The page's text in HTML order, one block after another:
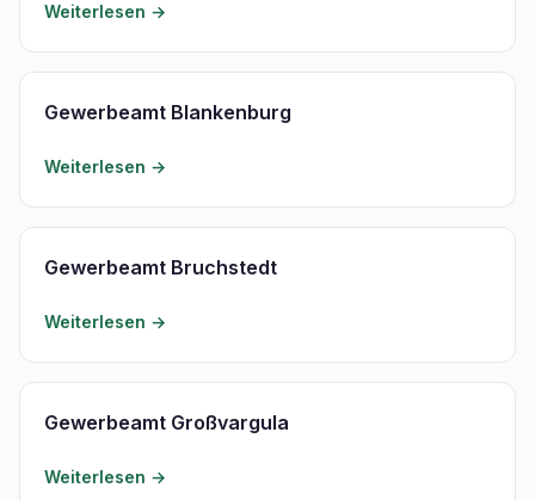
Weiterlesen →
Gewerbeamt Blankenburg
Weiterlesen →
Gewerbeamt Bruchstedt
Weiterlesen →
Gewerbeamt Großvargula
Weiterlesen →